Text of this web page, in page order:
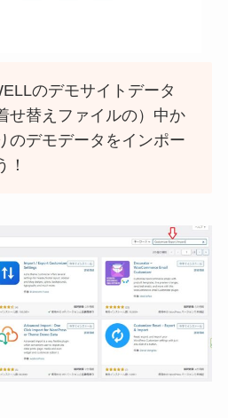
のデモサイトデータ
せ替えファイルの）中か
のデモデータをインポー
！